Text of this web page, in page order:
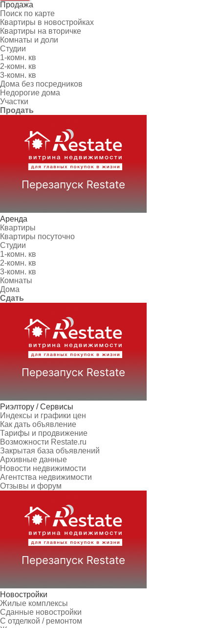
Продажа
Поиск по карте
Квартиры в новостройках
Квартиры на вторичке
Комнаты и доли
Студии
1-комн. кв
2-комн. кв
3-комн. кв
Дома без посредников
Недорогие дома
Участки
Продать
Аренда
Квартиры
Квартиры посуточно
Студии
1-комн. кв
2-комн. кв
3-комн. кв
Комнаты
Дома
Сдать
Риэлтору / Сервисы
Индексы и графики цен
Как дать объявление
Тарифы и продвижение
Возможности Restate.ru
Закрытая база объявлений
Архивные данные
Новости недвижимости
Агентства недвижимости
Отзывы и форум
Новостройки
Жилые комплексы
Сданные новостройки
С отделкой / ремонтом